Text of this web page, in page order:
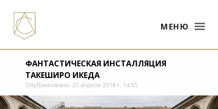
МЕНЮ
ФАНТАСТИЧЕСКАЯ ИНСТАЛЛЯЦИЯ
ТАКЕШИРО ИКЕДА
Опубликовано: 25 апреля 2018 г. 14:55